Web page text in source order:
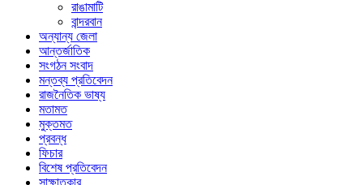
রাঙামাটি
বান্দরবান
অন্যান্য জেলা
আন্তর্জাতিক
সংগঠন সংবাদ
মন্তব্য প্রতিবেদন
রাজনৈতিক ভাষ্য
মতামত
মুক্তমত
প্রবন্ধ
ফিচার
বিশেষ প্রতিবেদন
সাক্ষাতকার